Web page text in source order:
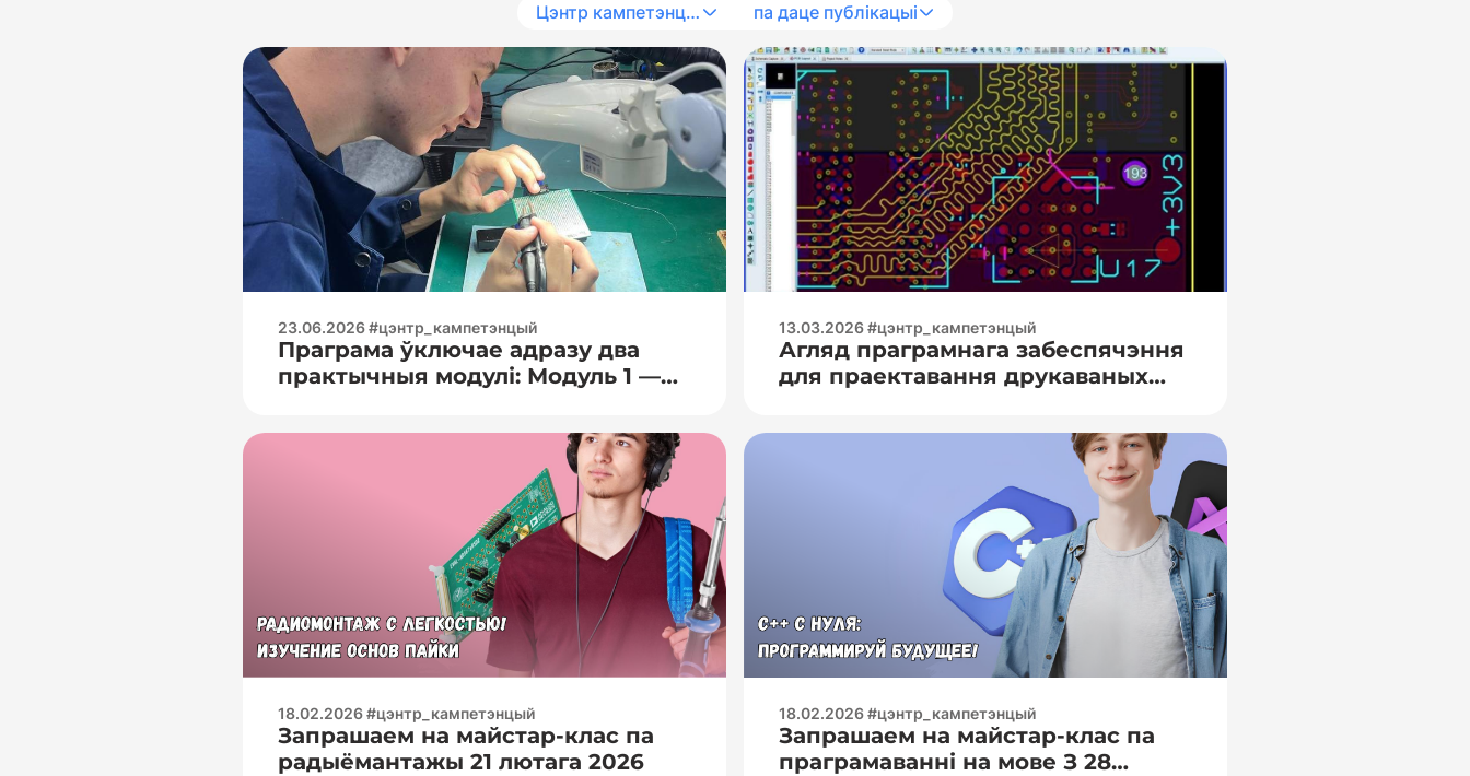
Цэнтр кампетэнцый па даце публікацыі
23.06.2026 #цэнтр_кампетэнцый
Праграма ўключае адразу два
практычныя модулі: Модуль 1 —
🧐 — праца з лічбавымі
мультыметрамі (вымярэнне
напружання, току, супраціву); –
Асновы працы з асцылографам
(назіранне формы сігналу); –
вызначэнне і праверка намін
13.03.2026 #цэнтр_кампетэнцый
Агляд праграмнага забеспячэння
для праектавання друкаваных
18.02.2026 #цэнтр_кампетэнцый
Запрашаем на майстар-клас па
радыёмантажы 21 лютага 2026
18.02.2026 #цэнтр_кампетэнцый
Запрашаем на майстар-клас па
праграмаванні на мове З 28